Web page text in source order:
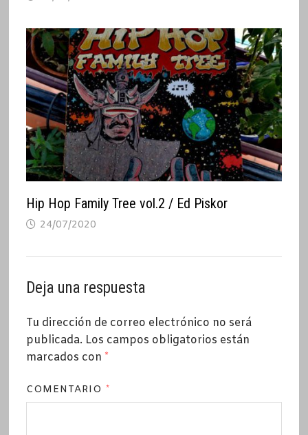
Hip Hop Family Tree vol.2 / Ed Piskor
24/07/2020
Deja una respuesta
Tu dirección de correo electrónico no será
publicada. Los campos obligatorios están
marcados con *
COMENTARIO *